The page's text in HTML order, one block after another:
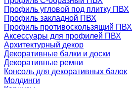
Профиль угловой под плитку ПВХ
Профиль закладной ПВХ
Профиль противоскользящий ПВХ
Аксессуары для профилей ПВХ
Архитектурный декор
Декоративные балки и доски
Декоративные ремни
Консоль для декоративных балок
Молдинги